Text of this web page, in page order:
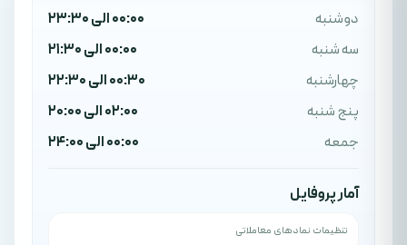
دوشنبه
00:00 الی 23:30
سه شنبه
00:00 الی 21:30
چهارشنبه
00:30 الی 22:30
پنج شنبه
02:00 الی 20:00
جمعه
00:00 الی 24:00
آمار پروفایل
تنظیمات نمادهای معاملاتی